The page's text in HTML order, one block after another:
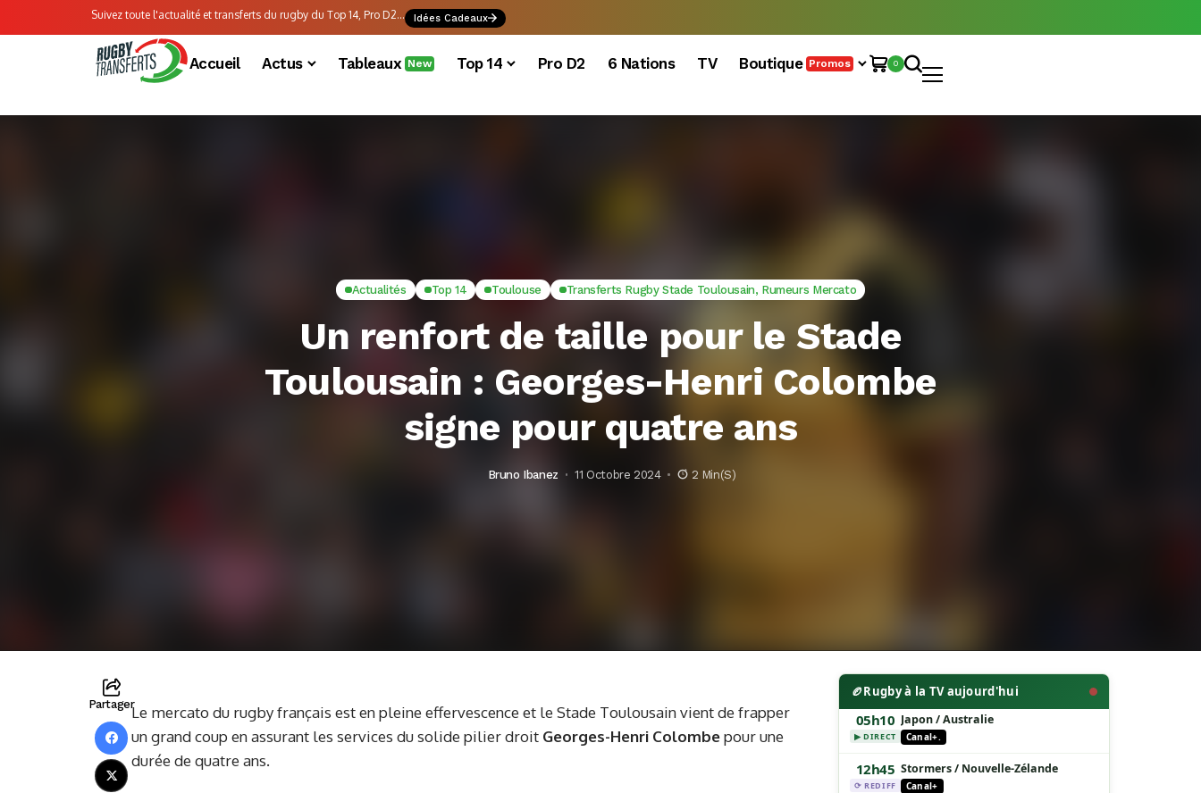
Suivez toute l'actualité et transferts du rugby du Top 14, Pro D2... Idées Cadeaux
Accueil Actus Tableaux New Top 14 Pro D2 6 Nations TV Boutique Promos 0
Actualités Top 14 Toulouse Transferts Rugby Stade Toulousain, Rumeurs Mercato
Un renfort de taille pour le Stade
Toulousain : Georges-Henri Colombe
signe pour quatre ans
Bruno Ibanez 11 Octobre 2024 2 Min(s)
PartagerLe mercato du rugby français est en pleine effervescence et le Stade Toulousain vient de frapper
un grand coup en assurant les services du solide pilier droit Georges-Henri Colombepour une
durée de quatre ans.
🏉Rugby à la TV aujourd'hui
05h10
▶ DIRECT
Japon / Australie
Canal+.
12h45
⟳ REDIFF
Stormers / Nouvelle-Zélande
Canal+